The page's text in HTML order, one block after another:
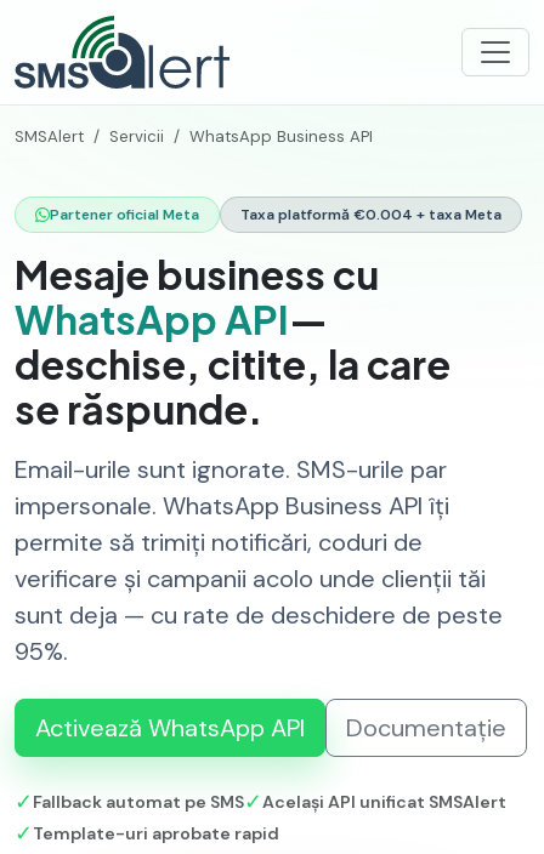
SMSAlert Servicii WhatsApp Business API
Partener oficial Meta Taxa platformă €0.004 + taxa Meta
Mesaje business cu
WhatsApp API—
deschise, citite, la care
se răspunde.
Email-urile sunt ignorate. SMS-urile par
impersonale. WhatsApp Business API îți
permite să trimiți notificări, coduri de
verificare și campanii acolo unde clienții tăi
sunt deja — cu rate de deschidere de peste
95%.
Activează WhatsApp API Documentație
✓ Fallback automat pe SMS✓ Același API unificat SMSAlert
✓ Template-uri aprobate rapid